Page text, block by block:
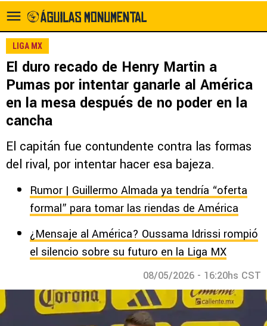
LIGA MX
El duro recado de Henry Martin a
Pumas por intentar ganarle al América
en la mesa después de no poder en la
cancha
El capitán fue contundente contra las formas
del rival, por intentar hacer esa bajeza.
Rumor | Guillermo Almada ya tendría “oferta
formal” para tomar las riendas de América
¿Mensaje al América? Oussama Idrissi rompió
el silencio sobre su futuro en la Liga MX
08/05/2026 - 16:20hs CST